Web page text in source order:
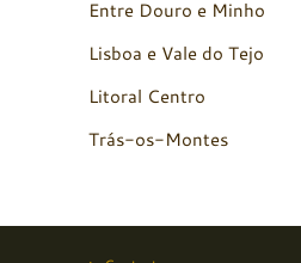
Entre Douro e Minho
Lisboa e Vale do Tejo
Litoral Centro
Trás-os-Montes